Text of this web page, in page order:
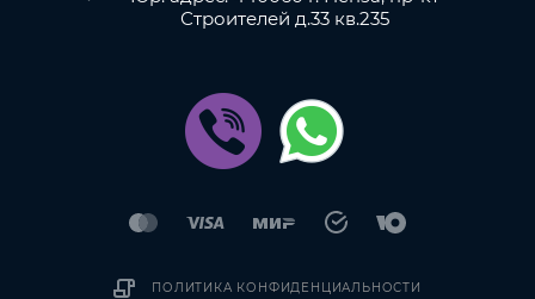
Строителей д.33 кв.235
ПОЛИТИКА КОНФИДЕНЦИАЛЬНОСТИ